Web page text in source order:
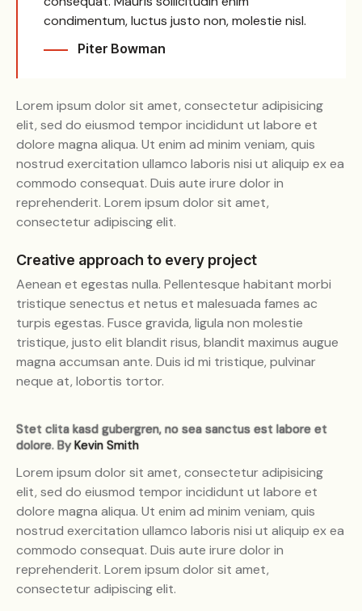
condimentum, luctus justo non, molestie nisl.
Piter Bowman
Lorem ipsum dolor sit amet, consectetur adipisicing
elit, sed do eiusmod tempor incididunt ut labore et
dolore magna aliqua. Ut enim ad minim veniam, quis
nostrud exercitation ullamco laboris nisi ut aliquip ex ea
commodo consequat. Duis aute irure dolor in
reprehenderit. Lorem ipsum dolor sit amet,
consectetur adipiscing elit.
Creative approach to every project
Aenean et egestas nulla. Pellentesque habitant morbi
tristique senectus et netus et malesuada fames ac
turpis egestas. Fusce gravida, ligula non molestie
tristique, justo elit blandit risus, blandit maximus augue
magna accumsan ante. Duis id mi tristique, pulvinar
neque at, lobortis tortor.
Stet clita kasd gubergren, no sea sanctus est labore et
dolore. ByKevin Smith
Lorem ipsum dolor sit amet, consectetur adipisicing
elit, sed do eiusmod tempor incididunt ut labore et
dolore magna aliqua. Ut enim ad minim veniam, quis
nostrud exercitation ullamco laboris nisi ut aliquip ex ea
commodo consequat. Duis aute irure dolor in
reprehenderit. Lorem ipsum dolor sit amet,
consectetur adipiscing elit.